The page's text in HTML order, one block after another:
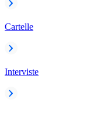
Cartelle
Interviste